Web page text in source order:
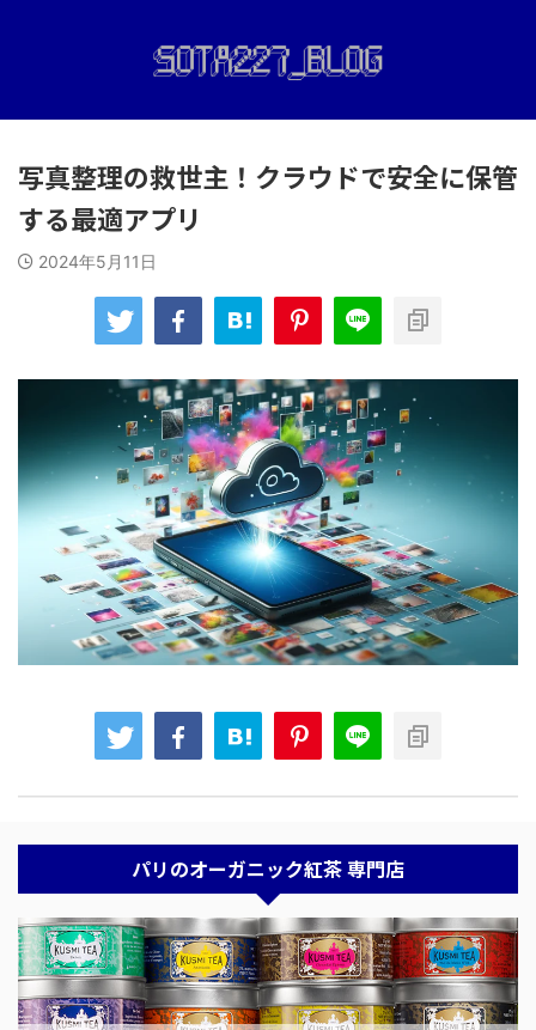
写真整理の救世主！クラウドで安全に保管
する最適アプリ
2024年5月11日
パリのオーガニック紅茶 専門店